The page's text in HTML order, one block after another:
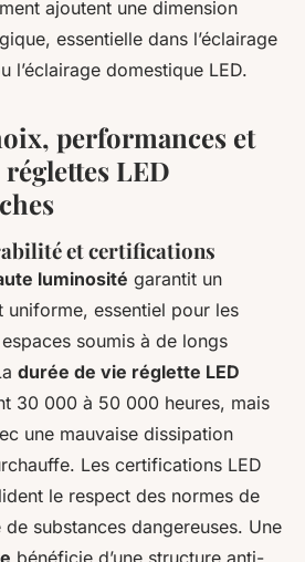
ajoutent une dimension
essentielle dans l’éclairage
l’éclairage domestique LED.
performances et
LED
et certifications
luminosité garantit un
uniforme, essentiel pour les
soumis à de longs
durée de vie réglette LED
30 000 à 50 000 heures, mais
une mauvaise dissipation
Les certifications LED
le respect des normes de
de substances dangereuses. Une
bénéficie d’une structure anti-